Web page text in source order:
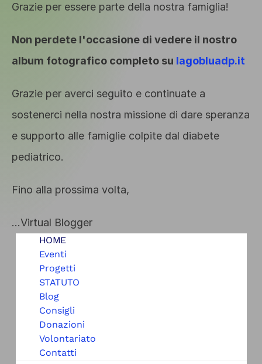
Grazie per essere parte della nostra famiglia!
Non perdete l'occasione di vedere il nostro
album fotografico completo su lagobluadp.it
Grazie per averci seguito e continuate a
sostenerci nella nostra missione di dare speranza
e supporto alle famiglie colpite dal diabete
pediatrico.
Fino alla prossima volta,
…Virtual Blogger
HOME
Eventi
Progetti
STATUTO
Blog
Consigli
Donazioni
Volontariato
Contatti